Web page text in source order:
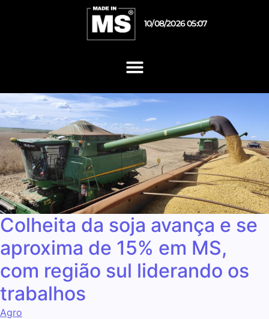
10/08/2026 05:07
Colheita da soja avança e se
aproxima de 15% em MS,
com região sul liderando os
trabalhos
Agro